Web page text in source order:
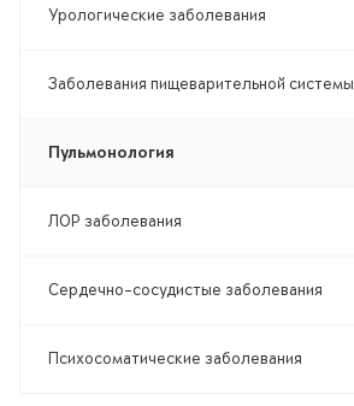
Урологические заболевания
Заболевания пищеварительной системы
Пульмонология
ЛОР заболевания
Сердечно-сосудистые заболевания
Психосоматические заболевания